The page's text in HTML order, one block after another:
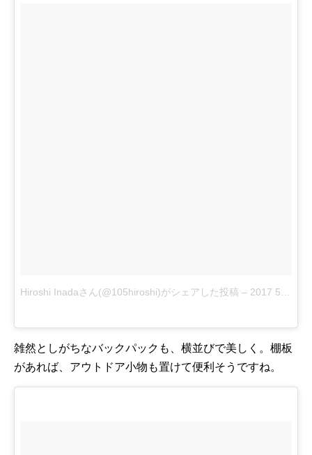
Hiroshi Inadaさん(@105hiroshi)がシェアした投稿 – 2017 5月 6 6:00午後 PDT
雑然としがちなバックパックも、横並びで美しく。棚板
があれば、アウトドア小物も置けて便利そうですね。